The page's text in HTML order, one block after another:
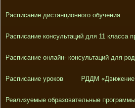
Расписание дистанционного обучения
Расписание консультаций для 11 класса
Расписание онлайн- консультаций для
Расписание уроков РДДМ «Движение
Реализуемые образовательные